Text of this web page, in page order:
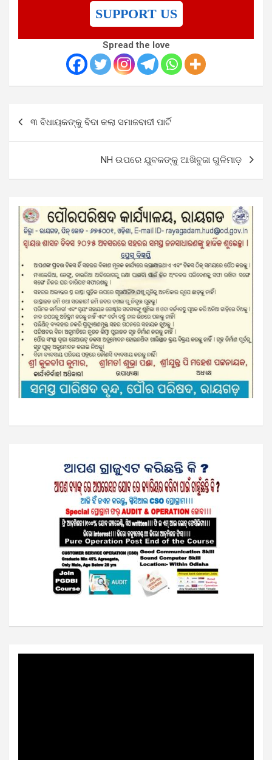
SUPPORT US
Spread the love
navigation
୩ ବିଧାୟକଙ୍କୁ ବିଦା କଲା ସମାଜବାଦୀ ପାର୍ଟି
NH ଉପରେ ଯୁବକଙ୍କୁ ଆଖିବୁଜା ଗୁଳିମାଡ଼